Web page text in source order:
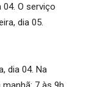
O serviço
dia 05.
dia 04. Na